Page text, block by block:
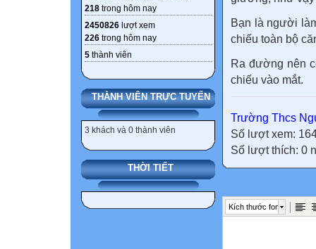
218 trong hôm nay
2450826 lượt xem
226 trong hôm nay
5 thành viên
THÀNH VIÊN TRỰC TUYẾN
3 khách và 0 thành viên
THỜI TIẾT
Bạn là người
chiếu toàn bộ
Ra đường nên
chiếu vào mắt.
Trường Thcs
Số lượt xem:
Số lượt thích: 0
Kích thước font